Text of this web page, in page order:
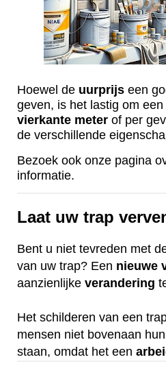
Hoewel de uurprijs een
geven, is het lastig om een
vierkante meter of per
de verschillende
Bezoek ook onze pagina
informatie.
Laat uw trap
Bent u niet tevreden met
van uw trap? Een nieuwe
aanzienlijke verandering
Het schilderen van een
mensen niet bovenaan
staan, omdat het een